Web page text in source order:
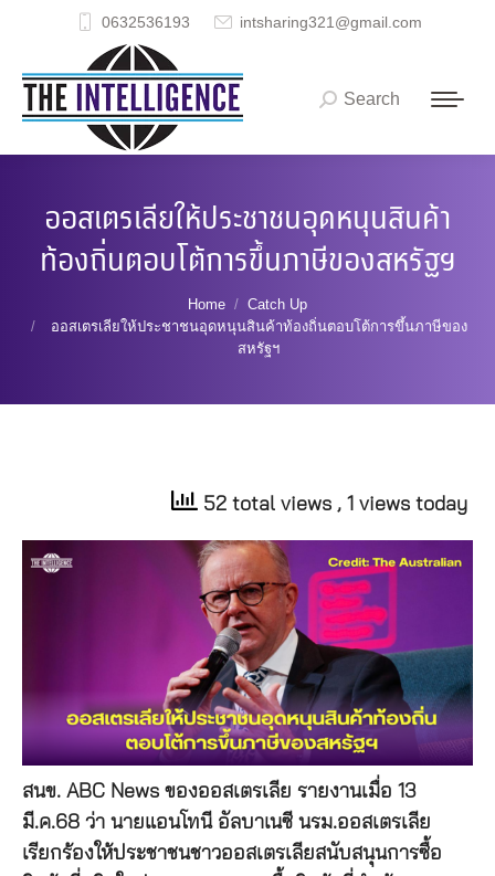
0632536193 intsharing321@gmail.com
Search:
Search
ออสเตรเลียให้ประชาชนอุดหนุนสินค้า
ท้องถิ่นตอบโต้การขึ้นภาษีของสหรัฐฯ
Home
Catch Up
ออสเตรเลียให้ประชาชนอุดหนุนสินค้าท้องถิ่นตอบโต้การขึ้นภาษีของ
สหรัฐฯ
52 total views , 1 views today
สนข. ABC News ของออสเตรเลีย รายงานเมื่อ 13
มี.ค.68 ว่า นายแอนโทนี อัลบาเนซี นรม.ออสเตรเลีย
เรียกร้องให้ประชาชนชาวออสเตรเลียสนับสนุนการซื้อ